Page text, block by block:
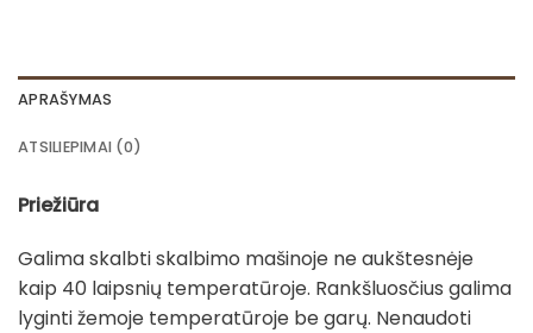
APRAŠYMAS
ATSILIEPIMAI (0)
Priežiūra
Galima skalbti skalbimo mašinoje ne aukštesnėje
kaip 40 laipsnių temperatūroje. Rankšluosčius galima
lyginti žemoje temperatūroje be garų. Nenaudoti